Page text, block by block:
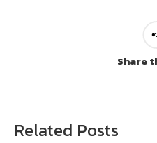
Share
Related Posts